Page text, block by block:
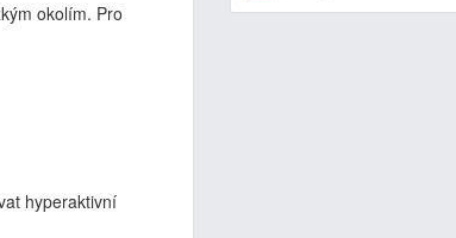
okolím. Pro
hyperaktivní